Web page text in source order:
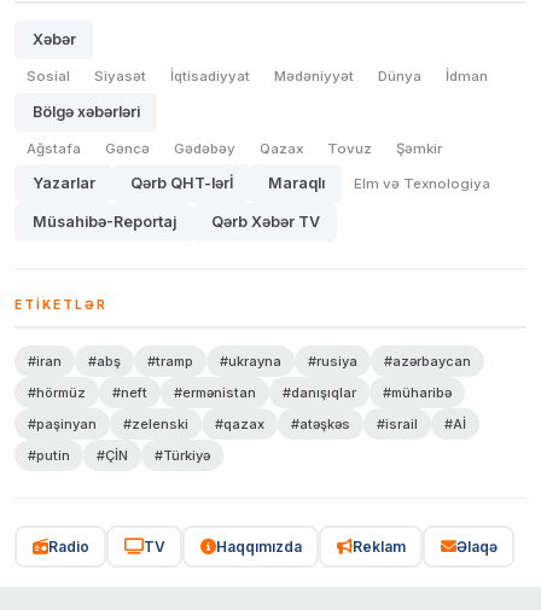
Xəbər
Sosial Siyasət İqtisadiyyat Mədəniyyət Dünya İdman
Bölgə xəbərləri
Ağstafa Gəncə Gədəbəy Qazax Tovuz Şəmkir
Yazarlar Qərb QHT-lərİ Maraqlı Elm və Texnologiya
Müsahibə-Reportaj Qərb Xəbər TV
ETIKETLƏR
#iran #abş #tramp #ukrayna #rusiya
#azərbaycan
#hörmüz
#neft #ermənistan #danışıqlar
#müharibə
#paşinyan
#zelenski #qazax #atəşkəs #israil
#Aİ
#putin
#ÇİN #Türkiyə
Radio TV Haqqımızda Reklam Əlaqə